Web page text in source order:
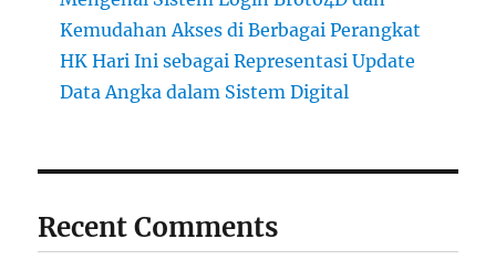
Kemudahan Akses di Berbagai Perangkat
HK Hari Ini sebagai Representasi Update
Data Angka dalam Sistem Digital
Recent Comments